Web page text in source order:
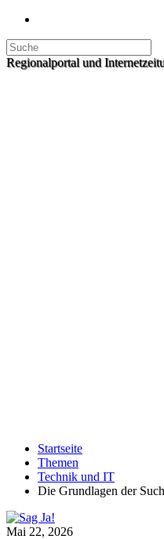
Regionalportal und
Startseite
Themen
Technik und IT
Die Grundlagen der
Mai 22, 2026